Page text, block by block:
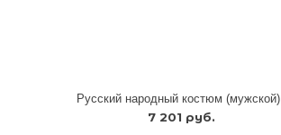
Русский народный костюм (мужской)
7 201 руб.